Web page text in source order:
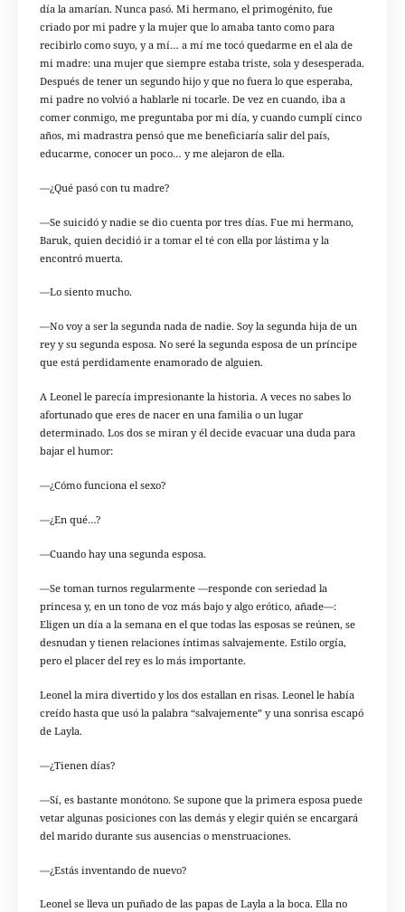
día la amarían. Nunca pasó. Mi hermano, el primogénito, fue
criado por mi padre y la mujer que lo amaba tanto como para
recibirlo como suyo, y a mí… a mí me tocó quedarme en el ala de
mi madre: una mujer que siempre estaba triste, sola y desesperada.
Después de tener un segundo hijo y que no fuera lo que esperaba,
mi padre no volvió a hablarle ni tocarle. De vez en cuando, iba a
comer conmigo, me preguntaba por mi día, y cuando cumplí cinco
años, mi madrastra pensó que me beneficiaría salir del país,
educarme, conocer un poco… y me alejaron de ella.
—¿Qué pasó con tu madre?
—Se suicidó y nadie se dio cuenta por tres días. Fue mi hermano,
Baruk, quien decidió ir a tomar el té con ella por lástima y la
encontró muerta.
—Lo siento mucho.
—No voy a ser la segunda nada de nadie. Soy la segunda hija de un
rey y su segunda esposa. No seré la segunda esposa de un príncipe
que está perdidamente enamorado de alguien.
A Leonel le parecía impresionante la historia. A veces no sabes lo
afortunado que eres de nacer en una familia o un lugar
determinado. Los dos se miran y él decide evacuar una duda para
bajar el humor:
—¿Cómo funciona el sexo?
—¿En qué…?
—Cuando hay una segunda esposa.
—Se toman turnos regularmente —responde con seriedad la
princesa y, en un tono de voz más bajo y algo erótico, añade—:
Eligen un día a la semana en el que todas las esposas se reúnen, se
desnudan y tienen relaciones íntimas salvajemente. Estilo orgía,
pero el placer del rey es lo más importante.
Leonel la mira divertido y los dos estallan en risas. Leonel le había
creído hasta que usó la palabra “salvajemente” y una sonrisa escapó
de Layla.
—¿Tienen días?
—Sí, es bastante monótono. Se supone que la primera esposa puede
vetar algunas posiciones con las demás y elegir quién se encargará
del marido durante sus ausencias o menstruaciones.
—¿Estás inventando de nuevo?
Leonel se lleva un puñado de las papas de Layla a la boca. Ella no